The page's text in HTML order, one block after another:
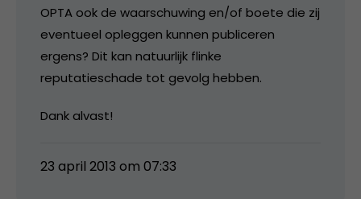
OPTA ook de waarschuwing en/of boete die zij
eventueel opleggen kunnen publiceren
ergens? Dit kan natuurlijk flinke
reputatieschade tot gevolg hebben.
Dank alvast!
23 april 2013 om 07:33